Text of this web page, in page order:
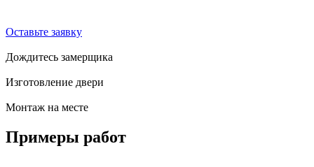
Оставьте заявку
Дождитесь замерщика
Изготовление двери
Монтаж на месте
Примеры работ